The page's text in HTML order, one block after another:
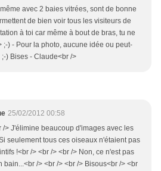
avec 2 baies vitrées, sont de bonne
de bien voir tous les visiteurs de
à toi car même à bout de bras, tu ne
;-) - Pour la photo, aucune idée ou peut-
) Bises - Claude<br />
25/02/2012 00:58
/> J'élimine beaucoup d'images avec les
seulement tous ces oiseaux n'étaient pas
!<br /> <br /> <br /> Non, ce n'est pas
bain...<br /> <br /> <br /> Bisous<br /> <br